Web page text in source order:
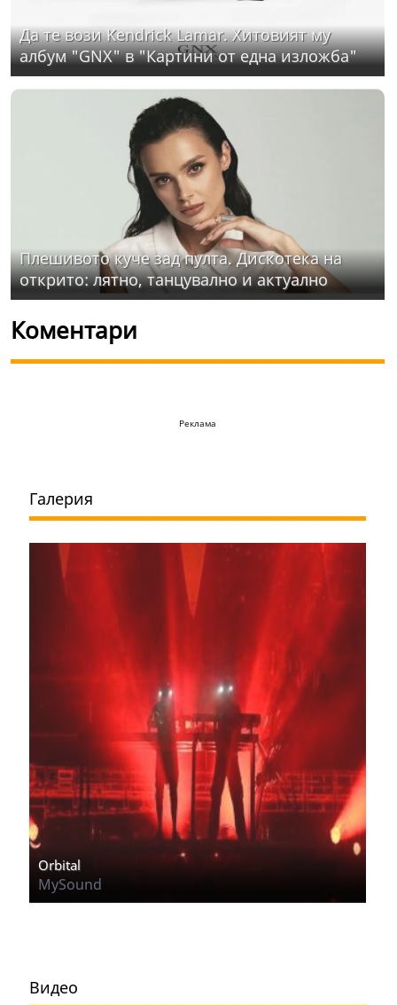
Да те вози Kendrick Lamar. Хитовият му
албум "GNX" в "Картини от една изложба"
Плешивото куче зад пулта. Дискотека на
открито: лятно, танцувално и актуално
Коментари
Реклама
Галерия
Orbital
MySound
Видео